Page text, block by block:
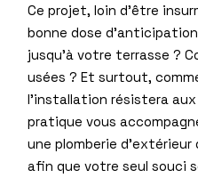
Ce projet, loin d’être
bonne dose
jusqu’à votre terrasse ?
usées ? Et surtout,
l’installation résistera
pratique vous
une plomberie
afin que votre seul souci